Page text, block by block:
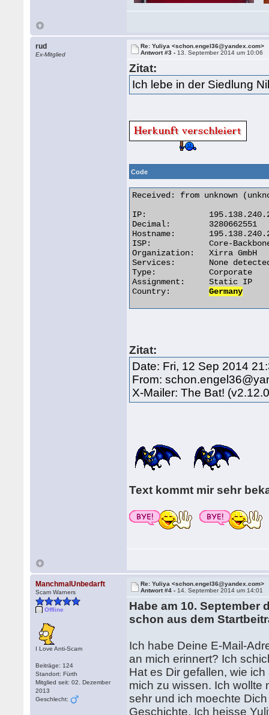
rud
Ex-Mitglied
Re: Yuliya <schon.engel36@yandex.com>
Antwort #3 - 13. September 2014 um 10:06
Zitat:
Ich lebe in der Siedlung
Code
Received: from unknown
IP:		195.138.240.23
Decimal:	3280662551
Hostname:	195.138.240.23
ISP:		Core-Backbone GmbH
Organization:	Xirra GmbH
Services:	None detected
Type:		Corporate
Assignment:	Static IP
Country: Germany
Zitat:
Date: Fri, 12 Sep 2014
From:
X-Mailer: The Bat!
Text kommt mir sehr
ManchmalUnbedarft
Scam Warners
Offline
I Love Anti-Scam
Beiträge: 124
Standort: Fürth
Mitglied seit: 02. Dezember
2013
Geschlecht:
Re: Yuliya <schon.engel36@yandex.com>
Antwort #4 - 14. September 2014 um 14:01
Habe am 10. September
schon aus dem
Ich habe Deine E-Mail-
an mich erinnert? Ich
Hat es Dir gefallen, wie
mich zu wissen. Ich wollte
sehr und ich moechte
Geschichte. Ich heisse